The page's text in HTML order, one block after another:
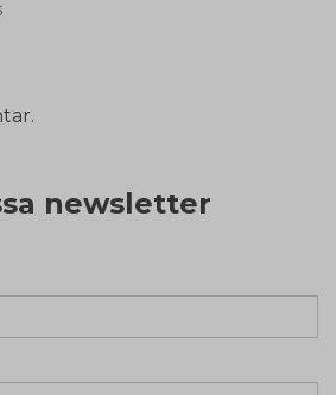
newsletter